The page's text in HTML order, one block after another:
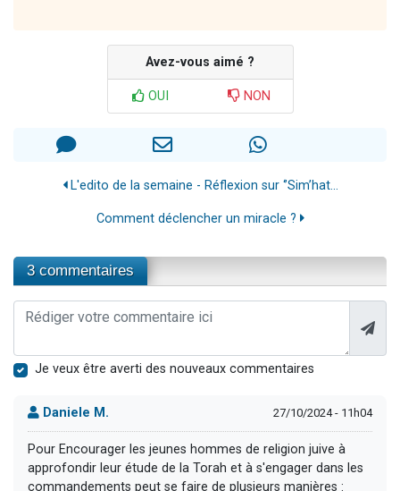
Avez-vous aimé ?
OUI NON
L'edito de la semaine - Réflexion sur ‘’Sim’hat...
Comment déclencher un miracle ?
3 commentaires
Je veux être averti des nouveaux commentaires
Daniele M. 27/10/2024 - 11h04
Pour Encourager les jeunes hommes de religion juive à
approfondir leur étude de la Torah et à s'engager dans les
commandements peut se faire de plusieurs manières :